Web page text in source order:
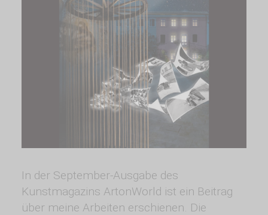
In der September-Ausgabe des
Kunstmagazins ArtonWorld ist ein Beitrag
über meine Arbeiten erschienen. Die